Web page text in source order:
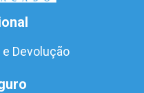
Devolução